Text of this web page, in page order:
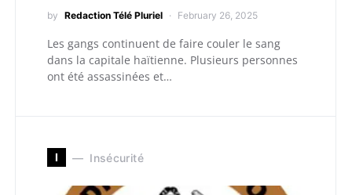
by Redaction Télé Pluriel February 26, 2025
Les gangs continuent de faire couler le sang
dans la capitale haïtienne. Plusieurs personnes
ont été assassinées et…
I Insécurité